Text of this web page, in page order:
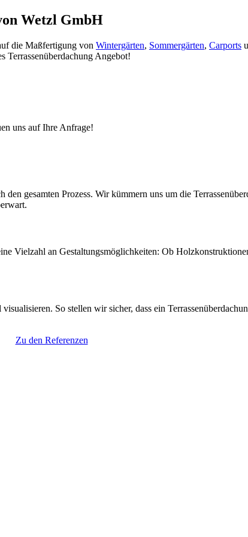
Wetzl GmbH
die Maßfertigung von Wintergärten, Sommergärten, Carports
Angebot!
uns auf Ihre Anfrage!
gesamten Prozess. Wir kümmern uns um die
Vielzahl an Gestaltungsmöglichkeiten: Ob
So stellen wir sicher, dass ein
Zu den Referenzen